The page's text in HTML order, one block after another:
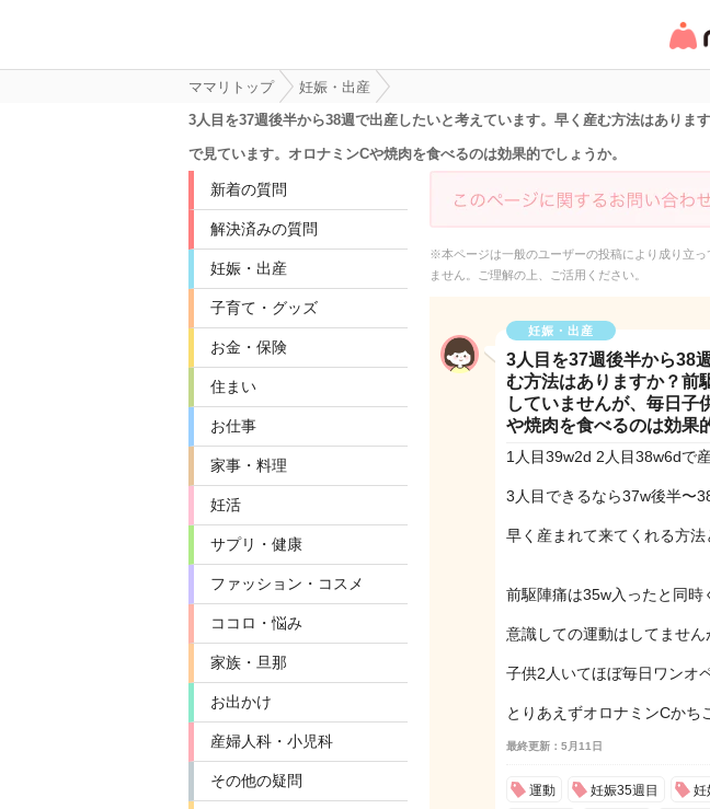
リ・
ママリトップ
妊娠・出産
3人目を37週後半から38週で出産したいと考えています。早く産む方法はあり
で見ています。オロナミンCや焼肉を食べるのは効果的でしょうか。
新着の質問
解決済みの質問
妊娠・出産
子育て・グッズ
お金・保険
住まい
お仕事
家事・料理
妊活
サプリ・健康
ファッション・コスメ
ココロ・悩み
家族・旦那
お出かけ
産婦人科・小児科
その他の疑問
※本ページは一般のユーザーの投稿により成り立
ません。ご理解の上、ご活用ください。
妊娠・出産
3人目を37週後半から38
む方法はありますか？前
していませんが、毎日子
や焼肉を食べるのは効果
1人目39w2d 2人目38w6dで
3人目できるなら37w後半〜
早く産まれて来てくれる方法
前駆陣痛は35w入ったと同時
意識しての運動はしてません
子供2人いてほぼ毎日ワンオ
とりあえずオロナミンCかち
最終更新：5月11日
運動 妊娠35週目 妊